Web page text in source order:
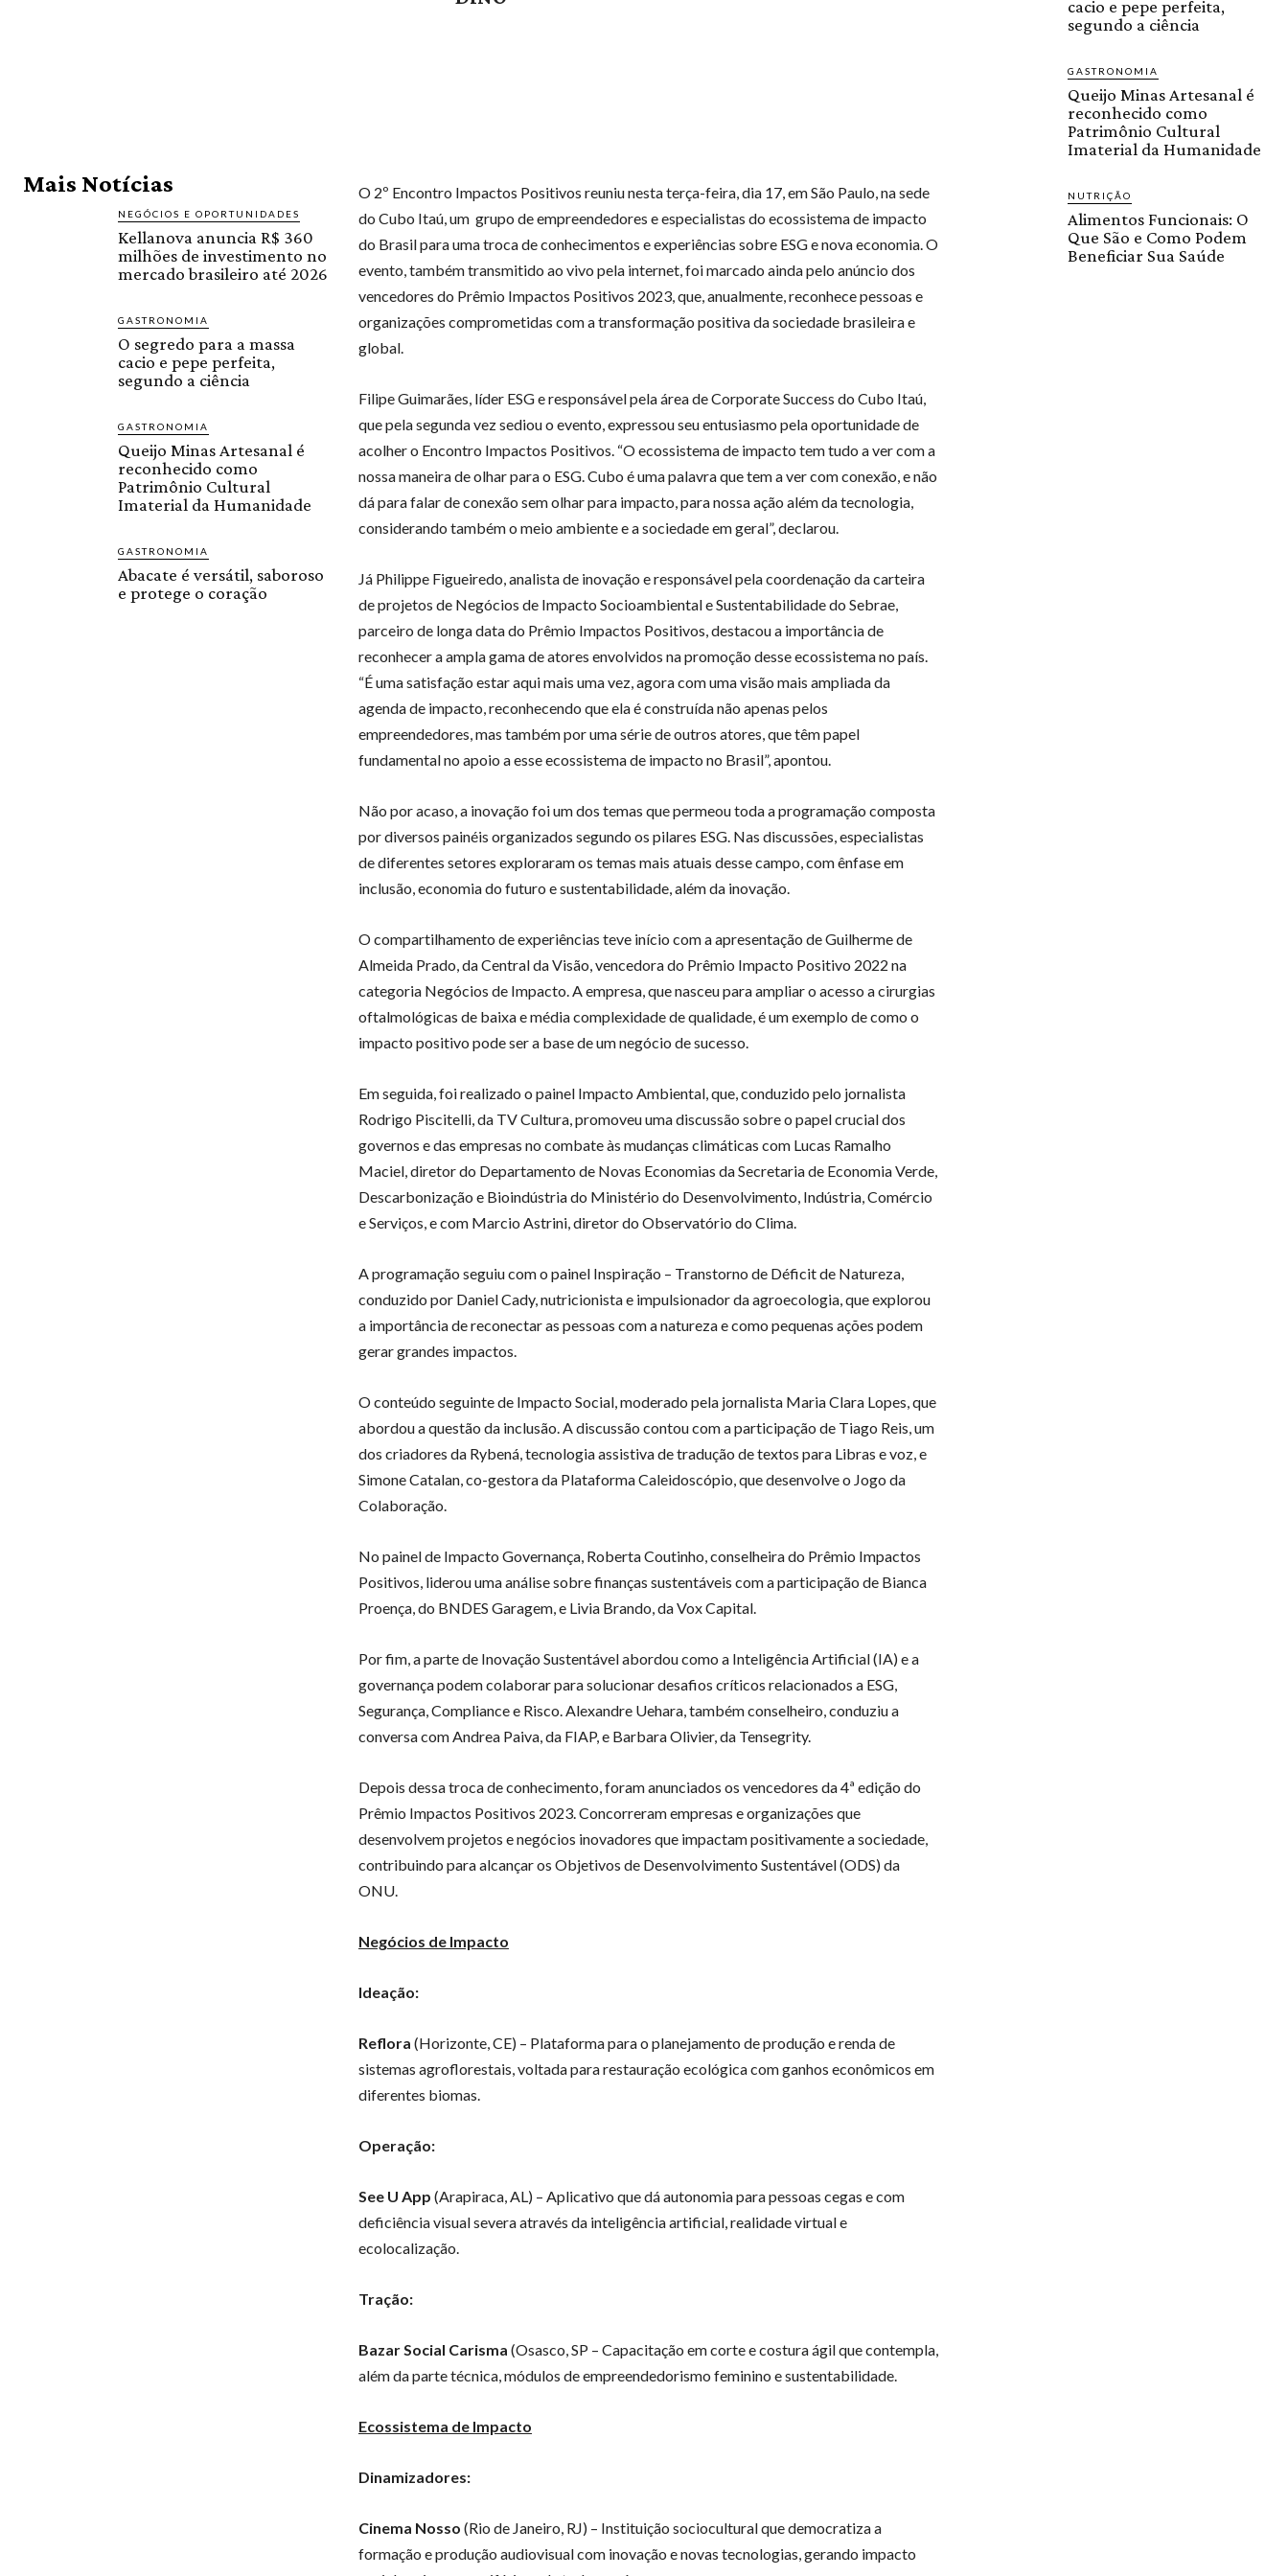
Mais Notícias
NEGÓCIOS E OPORTUNIDADES
Kellanova anuncia R$ 360
milhões de investimento no
mercado brasileiro até 2026
GASTRONOMIA
O segredo para a massa
cacio e pepe perfeita,
segundo a ciência
GASTRONOMIA
Queijo Minas Artesanal é
reconhecido como
Patrimônio Cultural
Imaterial da Humanidade
GASTRONOMIA
Abacate é versátil, saboroso
e protege o coração
O 2º Encontro Impactos Positivos reuniu nesta terça-feira, dia 17, em São Paulo, na sede
do Cubo Itaú, um grupo de empreendedores e especialistas do ecossistema de impacto
do Brasil para uma troca de conhecimentos e experiências sobre ESG e nova economia. O
evento, também transmitido ao vivo pela internet, foi marcado ainda pelo anúncio dos
vencedores do Prêmio Impactos Positivos 2023, que, anualmente, reconhece pessoas e
organizações comprometidas com a transformação positiva da sociedade brasileira e
global.
Filipe Guimarães, líder ESG e responsável pela área de Corporate Success do Cubo Itaú,
que pela segunda vez sediou o evento, expressou seu entusiasmo pela oportunidade de
acolher o Encontro Impactos Positivos. “O ecossistema de impacto tem tudo a ver com a
nossa maneira de olhar para o ESG. Cubo é uma palavra que tem a ver com conexão, e não
dá para falar de conexão sem olhar para impacto, para nossa ação além da tecnologia,
considerando também o meio ambiente e a sociedade em geral”, declarou.
Já Philippe Figueiredo, analista de inovação e responsável pela coordenação da carteira
de projetos de Negócios de Impacto Socioambiental e Sustentabilidade do Sebrae,
parceiro de longa data do Prêmio Impactos Positivos, destacou a importância de
reconhecer a ampla gama de atores envolvidos na promoção desse ecossistema no país.
“É uma satisfação estar aqui mais uma vez, agora com uma visão mais ampliada da
agenda de impacto, reconhecendo que ela é construída não apenas pelos
empreendedores, mas também por uma série de outros atores, que têm papel
fundamental no apoio a esse ecossistema de impacto no Brasil”, apontou.
Não por acaso, a inovação foi um dos temas que permeou toda a programação composta
por diversos painéis organizados segundo os pilares ESG. Nas discussões, especialistas
de diferentes setores exploraram os temas mais atuais desse campo, com ênfase em
inclusão, economia do futuro e sustentabilidade, além da inovação.
O compartilhamento de experiências teve início com a apresentação de Guilherme de
Almeida Prado, da Central da Visão, vencedora do Prêmio Impacto Positivo 2022 na
categoria Negócios de Impacto. A empresa, que nasceu para ampliar o acesso a cirurgias
oftalmológicas de baixa e média complexidade de qualidade, é um exemplo de como o
impacto positivo pode ser a base de um negócio de sucesso.
Em seguida, foi realizado o painel Impacto Ambiental, que, conduzido pelo jornalista
Rodrigo Piscitelli, da TV Cultura, promoveu uma discussão sobre o papel crucial dos
governos e das empresas no combate às mudanças climáticas com Lucas Ramalho
Maciel, diretor do Departamento de Novas Economias da Secretaria de Economia Verde,
Descarbonização e Bioindústria do Ministério do Desenvolvimento, Indústria, Comércio
e Serviços, e com Marcio Astrini, diretor do Observatório do Clima.
A programação seguiu com o painel Inspiração – Transtorno de Déficit de Natureza,
conduzido por Daniel Cady, nutricionista e impulsionador da agroecologia, que explorou
a importância de reconectar as pessoas com a natureza e como pequenas ações podem
gerar grandes impactos.
O conteúdo seguinte de Impacto Social, moderado pela jornalista Maria Clara Lopes, que
abordou a questão da inclusão. A discussão contou com a participação de Tiago Reis, um
dos criadores da Rybená, tecnologia assistiva de tradução de textos para Libras e voz, e
Simone Catalan, co-gestora da Plataforma Caleidoscópio, que desenvolve o Jogo da
Colaboração.
No painel de Impacto Governança, Roberta Coutinho, conselheira do Prêmio Impactos
Positivos, liderou uma análise sobre finanças sustentáveis com a participação de Bianca
Proença, do BNDES Garagem, e Livia Brando, da Vox Capital.
Por fim, a parte de Inovação Sustentável abordou como a Inteligência Artificial (IA) e a
governança podem colaborar para solucionar desafios críticos relacionados a ESG,
Segurança, Compliance e Risco. Alexandre Uehara, também conselheiro, conduziu a
conversa com Andrea Paiva, da FIAP, e Barbara Olivier, da Tensegrity.
Depois dessa troca de conhecimento, foram anunciados os vencedores da 4ª edição do
Prêmio Impactos Positivos 2023. Concorreram empresas e organizações que
desenvolvem projetos e negócios inovadores que impactam positivamente a sociedade,
contribuindo para alcançar os Objetivos de Desenvolvimento Sustentável (ODS) da
ONU.
Negócios de Impacto
Ideação:
Reflora (Horizonte, CE) – Plataforma para o planejamento de produção e renda de
sistemas agroflorestais, voltada para restauração ecológica com ganhos econômicos em
diferentes biomas.
Operação:
See U App (Arapiraca, AL) – Aplicativo que dá autonomia para pessoas cegas e com
deficiência visual severa através da inteligência artificial, realidade virtual e
ecolocalização.
Tração:
Bazar Social Carisma (Osasco, SP – Capacitação em corte e costura ágil que contempla,
além da parte técnica, módulos de empreendedorismo feminino e sustentabilidade.
Ecossistema de Impacto
Dinamizadores:
Cinema Nosso (Rio de Janeiro, RJ) – Instituição sociocultural que democratiza a
formação e produção audiovisual com inovação e novas tecnologias, gerando impacto
cacio e pepe perfeita,
segundo a ciência
GASTRONOMIA
Queijo Minas Artesanal é
reconhecido como
Patrimônio Cultural
Imaterial da Humanidade
NUTRIÇÃO
Alimentos Funcionais: O
Que São e Como Podem
Beneficiar Sua Saúde